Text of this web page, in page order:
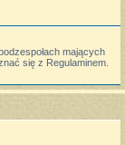
mających
się z Regulaminem.